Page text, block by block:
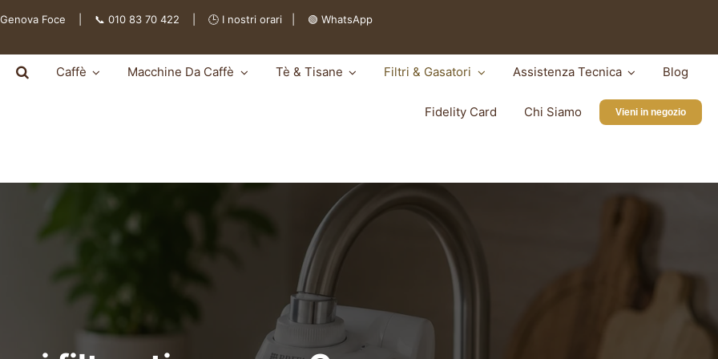
Genova Foce | 📞 010 83 70 422 | 🕒 I nostri orari 🟢 WhatsApp
Caffè Macchine Da Caffè Tè & Tisane Filtri & Gasatori Assistenza Tecnica Blog
Fidelity Card Chi Siamo Vieni in negozio